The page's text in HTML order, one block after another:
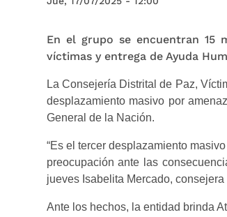
En el grupo se encuentran 15
víctimas y entrega de Ayuda
La Consejería Distrital de Paz,
desplazamiento masivo por
General de la Nación.
“Es el tercer desplazamiento
preocupación ante las
jueves Isabelita Mercado,
Ante los hechos, la entidad brinda